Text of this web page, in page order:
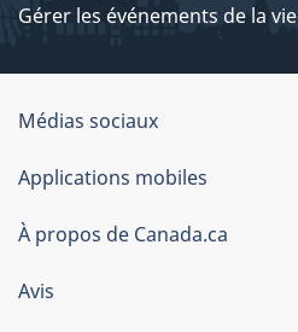
Gérer les événements de la vie
Organisation
du
gouvernement
du
Canada
Médias sociaux
Applications mobiles
À propos de Canada.ca
Avis